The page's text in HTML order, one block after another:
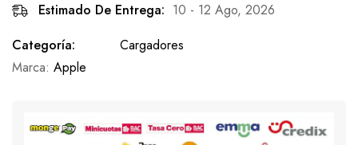
Estimado De Entrega: 10 - 12 Ago, 2026
Categoría:
Cargadores
Marca: Apple